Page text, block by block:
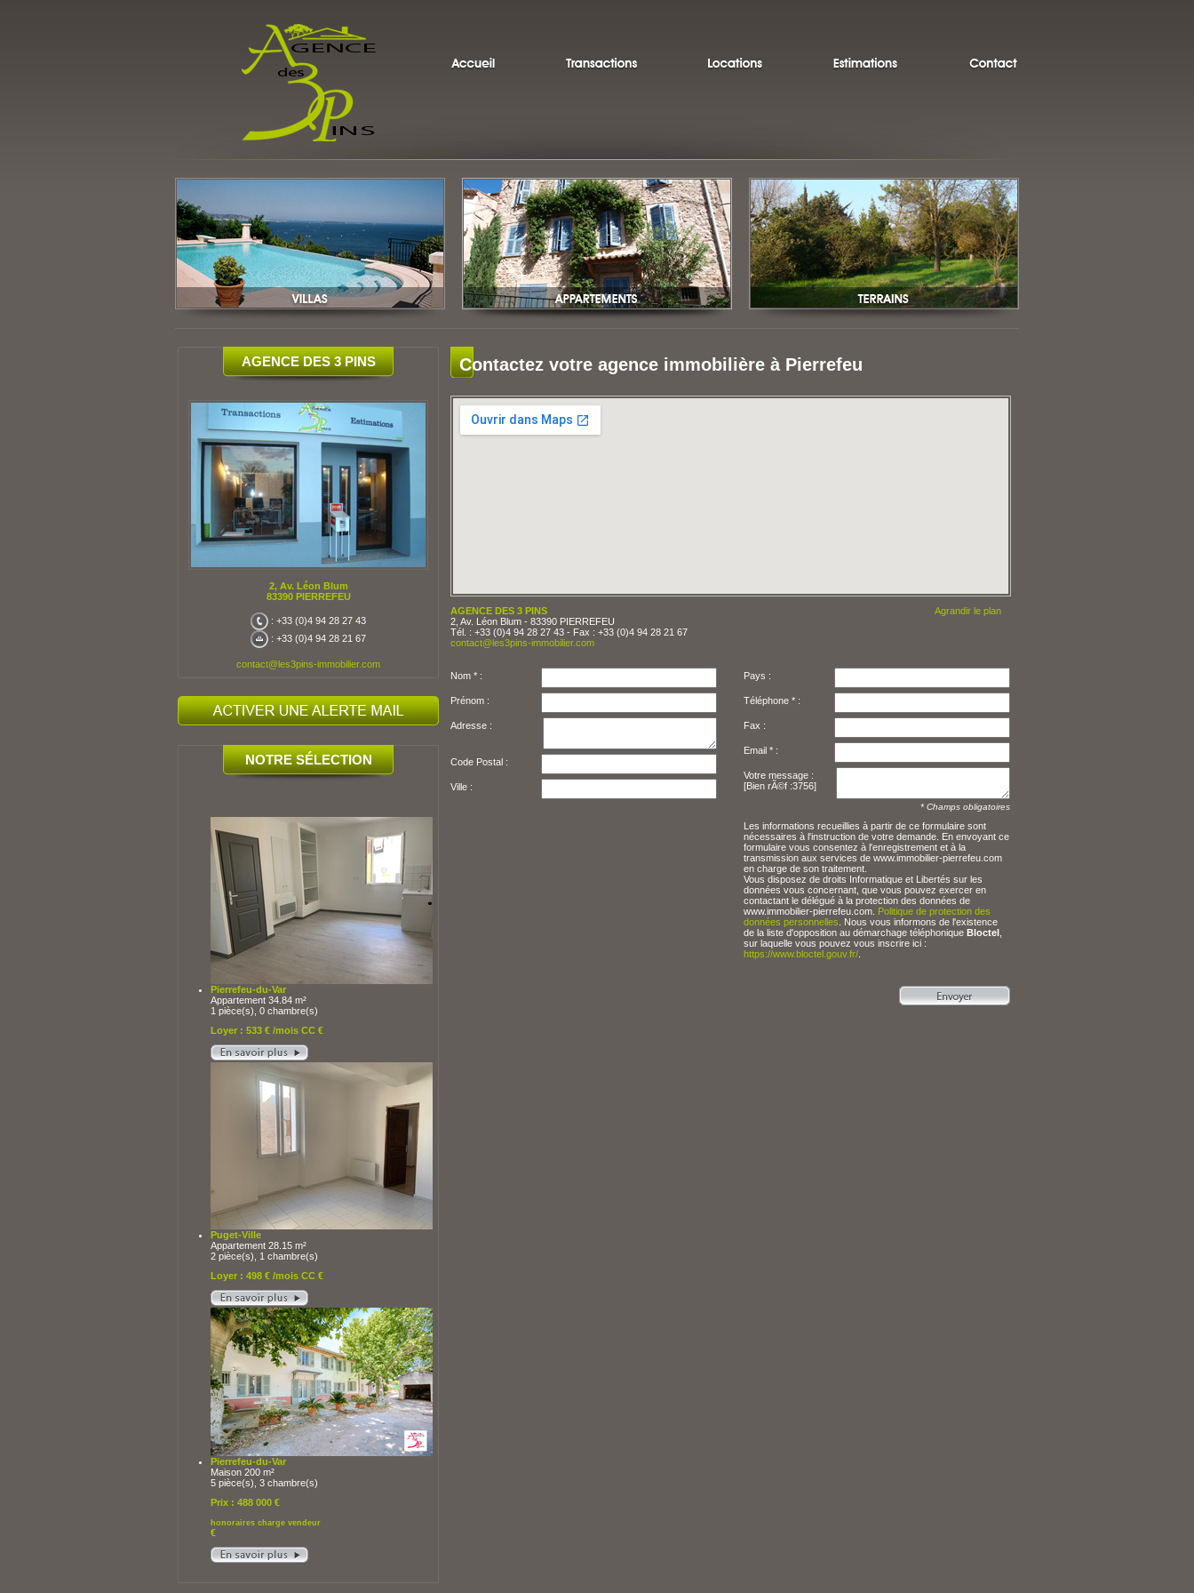
AGENCE DES 3 PINS
2, Av. Léon Blum
83390 PIERREFEU
: +33 (0)4 94 28 27 43
: +33 (0)4 94 28 21 67
contact@les3pins-immobilier.com
NOTRE SÉLECTION
Pierrefeu-du-Var
Appartement 34.84 m²
1 pièce(s), 0 chambre(s)
Loyer : 533 € /mois CC €
Puget-Ville
Appartement 28.15 m²
2 pièce(s), 1 chambre(s)
Loyer : 498 € /mois CC €
Pierrefeu-du-Var
Maison 200 m²
5 pièce(s), 3 chambre(s)
Prix : 488 000 €
honoraires charge vendeur
€
Contactez votre agence immobilière à Pierrefeu
AGENCE DES 3 PINS
2, Av. Léon Blum - 83390 PIERREFEU
Tél. : +33 (0)4 94 28 27 43 - Fax : +33 (0)4 94 28 21 67
contact@les3pins-immobilier.com
Agrandir le plan
Nom * :
Prénom :
Adresse :
Code Postal :
Ville :
Pays :
Téléphone * :
Fax :
Email * :
Votre message :
[Bien rÃ©f :3756]
* Champs obligatoires
Les informations recueillies à partir de ce formulaire sont
nécessaires à l'instruction de votre demande. En envoyant ce
formulaire vous consentez à l'enregistrement et à la
transmission aux services de www.immobilier-pierrefeu.com
en charge de son traitement.
Vous disposez de droits Informatique et Libertés sur les
données vous concernant, que vous pouvez exercer en
contactant le délégué à la protection des données de
www.immobilier-pierrefeu.com. Politique de protection des
données personnelles . Nous vous informons de l'existence
de la liste d'opposition au démarchage téléphonique Bloctel
sur laquelle vous pouvez vous inscrire ici :
https://www.bloctel.gouv.fr/